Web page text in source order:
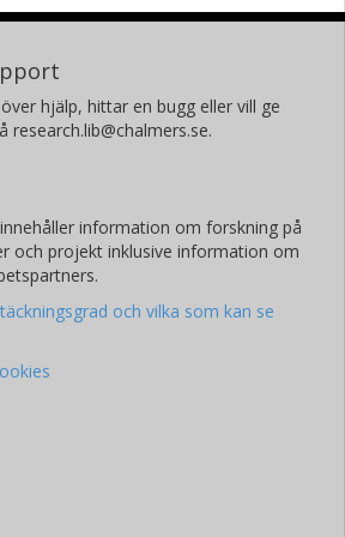
hjälp, hittar en bugg eller vill ge
research.lib@chalmers.se.
information om forskning på
och projekt inklusive information om
och vilka som kan se